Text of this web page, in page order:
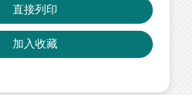
直接列印
加入收藏